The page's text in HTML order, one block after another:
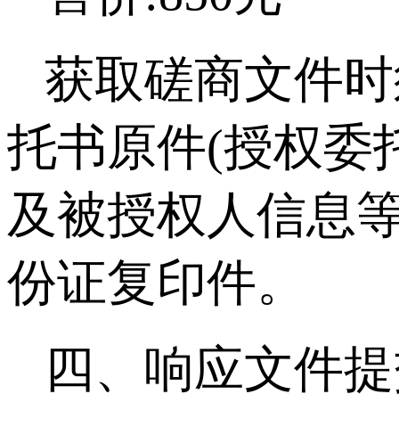
获取磋商文件
托书原件(授权委
及被授权人信息
份证复印件。
四、响应文件